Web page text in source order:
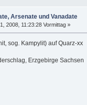
Arsenate und Vanadate
2008, 11:23:28 Vormittag »
sog. Kampylit) auf Quarz-xx
Erzgebirge Sachsen